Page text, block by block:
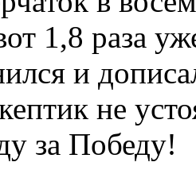
1,8 раза
и
не
за Победу!